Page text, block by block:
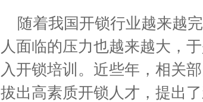
随着我国开锁行业越来越
人面临的压力也越来越大，
入开锁培训。近些年，相关
拔出高素质开锁人才，提出